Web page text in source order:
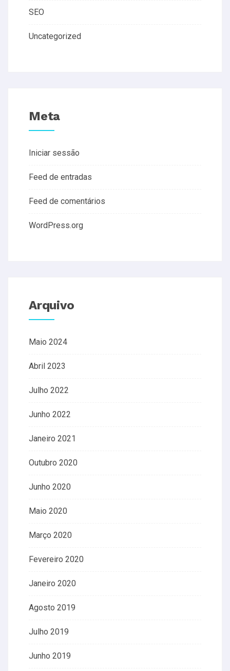
SEO
Uncategorized
Meta
Iniciar sessão
Feed de entradas
Feed de comentários
WordPress.org
Arquivo
Maio 2024
Abril 2023
Julho 2022
Junho 2022
Janeiro 2021
Outubro 2020
Junho 2020
Maio 2020
Março 2020
Fevereiro 2020
Janeiro 2020
Agosto 2019
Julho 2019
Junho 2019